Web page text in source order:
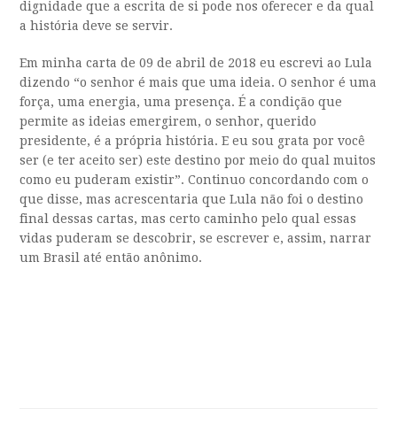
dignidade que a escrita de si pode nos oferecer e da qual
a história deve se servir.
Em minha carta de 09 de abril de 2018 eu escrevi ao Lula
dizendo “o senhor é mais que uma ideia. O senhor é uma
força, uma energia, uma presença. É a condição que
permite as ideias emergirem, o senhor, querido
presidente, é a própria história. E eu sou grata por você
ser (e ter aceito ser) este destino por meio do qual muitos
como eu puderam existir”. Continuo concordando com o
que disse, mas acrescentaria que Lula não foi o destino
final dessas cartas, mas certo caminho pelo qual essas
vidas puderam se descobrir, se escrever e, assim, narrar
um Brasil até então anônimo.